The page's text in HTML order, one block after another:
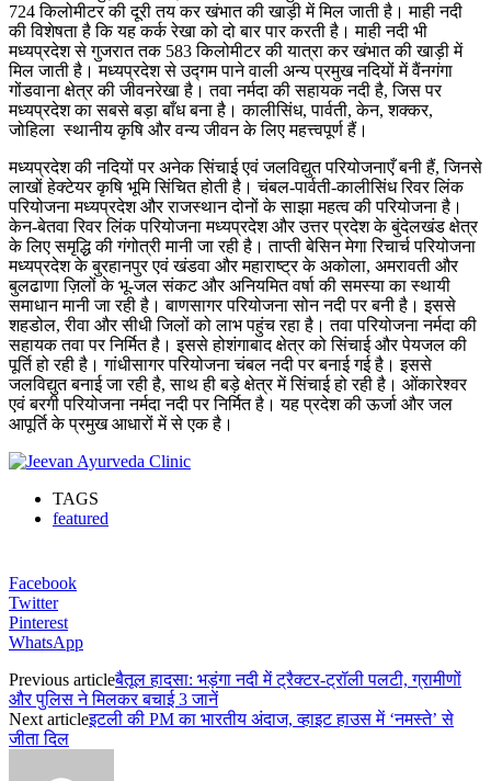
724 किलोमीटर की दूरी तय कर खंभात की खाड़ी में मिल जाती है। माही नदी
की विशेषता है कि यह कर्क रेखा को दो बार पार करती है। माही नदी भी
मध्यप्रदेश से गुजरात तक 583 किलोमीटर की यात्रा कर खंभात की खाड़ी में
मिल जाती है। मध्यप्रदेश से उद्गम पाने वाली अन्य प्रमुख नदियों में वैंनगंगा
गोंडवाना क्षेत्र की जीवनरेखा है। तवा नर्मदा की सहायक नदी है, जिस पर
मध्यप्रदेश का सबसे बड़ा बाँध बना है। कालीसिंध, पार्वती, केन, शक्कर,
जोहिला स्थानीय कृषि और वन्य जीवन के लिए महत्त्वपूर्ण हैं।
मध्यप्रदेश की नदियों पर अनेक सिंचाई एवं जलविद्युत परियोजनाएँ बनी हैं, जिनसे
लाखों हेक्टेयर कृषि भूमि सिंचित होती है। चंबल-पार्वती-कालीसिंध रिवर लिंक
परियोजना मध्यप्रदेश और राजस्थान दोनों के साझा महत्व की परियोजना है।
केन-बेतवा रिवर लिंक परियोजना मध्यप्रदेश और उत्तर प्रदेश के बुंदेलखंड क्षेत्र
के लिए समृद्धि की गंगोत्री मानी जा रही है। ताप्ती बेसिन मेगा रिचार्च परियोजना
मध्यप्रदेश के बुरहानपुर एवं खंडवा और महाराष्ट्र के अकोला, अमरावती और
बुलढाणा ज़िलों के भू-जल संकट और अनियमित वर्षा की समस्या का स्थायी
समाधान मानी जा रही है। बाणसागर परियोजना सोन नदी पर बनी है। इससे
शहडोल, रीवा और सीधी जिलों को लाभ पहुंच रहा है। तवा परियोजना नर्मदा की
सहायक तवा पर निर्मित है। इससे होशंगाबाद क्षेत्र को सिंचाई और पेयजल की
पूर्ति हो रही है। गांधीसागर परियोजना चंबल नदी पर बनाई गई है। इससे
जलविद्युत बनाई जा रही है, साथ ही बड़े क्षेत्र में सिंचाई हो रही है। ओंकारेश्वर
एवं बरगी परियोजना नर्मदा नदी पर निर्मित है। यह प्रदेश की ऊर्जा और जल
आपूर्ति के प्रमुख आधारों में से एक है।
TAGS
featured
Facebook
Twitter
Pinterest
WhatsApp
Previous articleबैतूल हादसा: भड़ंगा नदी में ट्रैक्टर-ट्रॉली पलटी, ग्रामीणों
और पुलिस ने मिलकर बचाई 3 जानें
Next articleइटली की PM का भारतीय अंदाज, व्हाइट हाउस में ‘नमस्ते’ से
जीता दिल